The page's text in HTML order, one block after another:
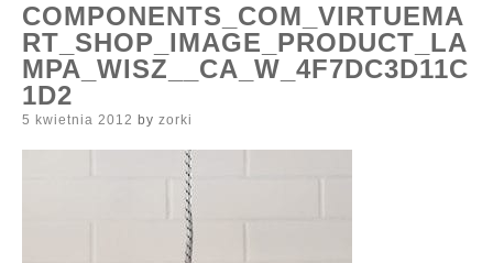
COMPONENTS_COM_VIRTUEMA
RT_SHOP_IMAGE_PRODUCT_LA
MPA_WISZ__CA_W_4F7DC3D11C
1D2
Posted
5 kwietnia 2012 by zorki